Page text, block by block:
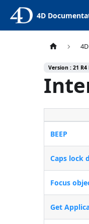
4D
Version : 21 R4
BEEP
Caps lock
Focus
Get